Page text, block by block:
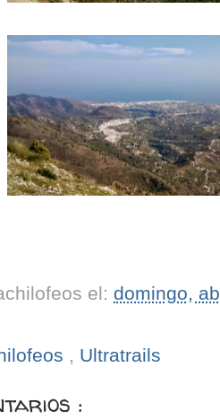
el: domingo,
, Ultratrails
: